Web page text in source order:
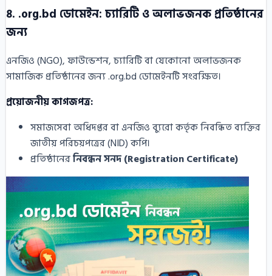
৪. .org.bd ডোমেইন: চ্যারিটি ও অলাভজনক প্রতিষ্ঠানের
জন্য
এনজিও (NGO), ফাউন্ডেশন, চ্যারিটি বা যেকোনো অলাভজনক
সামাজিক প্রতিষ্ঠানের জন্য .org.bd ডোমেইনটি সংরক্ষিত।
প্রয়োজনীয় কাগজপত্র:
সমাজসেবা অধিদপ্তর বা এনজিও ব্যুরো কর্তৃক নিবন্ধিত ব্যক্তির
জাতীয় পরিচয়পত্রের (NID) কপি।
প্রতিষ্ঠানেরনিবন্ধন সনদ (Registration Certificate)